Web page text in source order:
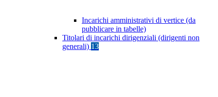
Incarichi amministrativi di vertice (da
pubblicare in tabelle)
Titolari di incarichi dirigenziali (dirigenti non
generali) 13